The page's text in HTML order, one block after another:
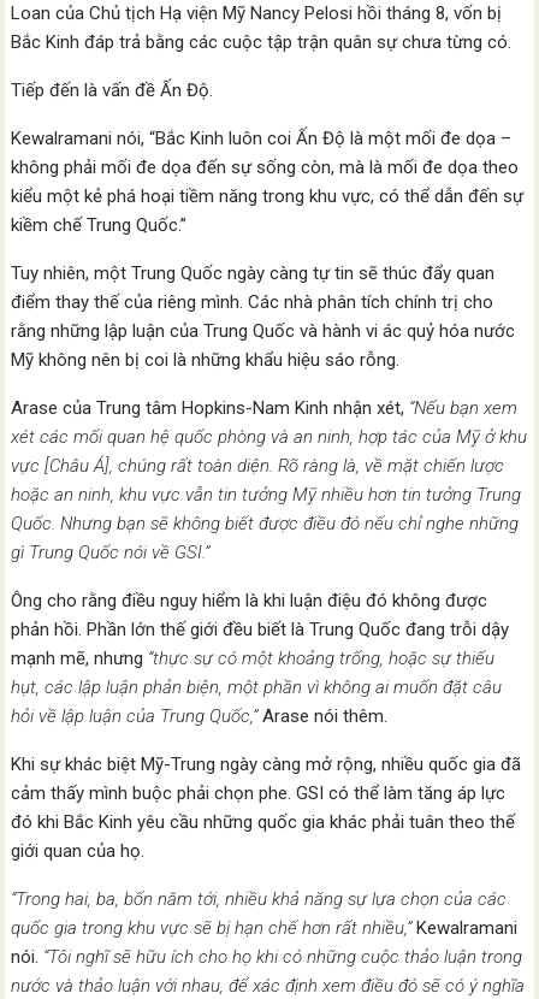
Loan của Chủ tịch Hạ viện Mỹ Nancy Pelosi hồi tháng 8, vốn bị
Bắc Kinh đáp trả bằng các cuộc tập trận quân sự chưa từng có.
Tiếp đến là vấn đề Ấn Độ.
Kewalramani nói, “Bắc Kinh luôn coi Ấn Độ là một mối đe dọa –
không phải mối đe dọa đến sự sống còn, mà là mối đe dọa theo
kiểu một kẻ phá hoại tiềm năng trong khu vực, có thể dẫn đến sự
kiềm chế Trung Quốc.”
Tuy nhiên, một Trung Quốc ngày càng tự tin sẽ thúc đẩy quan
điểm thay thế của riêng mình. Các nhà phân tích chính trị cho
rằng những lập luận của Trung Quốc và hành vi ác quỷ hóa nước
Mỹ không nên bị coi là những khẩu hiệu sáo rỗng.
Arase của Trung tâm Hopkins-Nam Kinh nhận xét, “Nếu bạn xem
xét các mối quan hệ quốc phòng và an ninh, hợp tác của Mỹ ở khu
vực [Châu Á], chúng rất toàn diện. Rõ ràng là, về mặt chiến lược
hoặc an ninh, khu vực vẫn tin tưởng Mỹ nhiều hơn tin tưởng Trung
Quốc. Nhưng bạn sẽ không biết được điều đó nếu chỉ nghe những
gì Trung Quốc nói về GSI.”
Ông cho rằng điều nguy hiểm là khi luận điệu đó không được
phản hồi. Phần lớn thế giới đều biết là Trung Quốc đang trỗi dậy
mạnh mẽ, nhưng “thực sự có một khoảng trống, hoặc sự thiếu
hụt, các lập luận phản biện, một phần vì không ai muốn đặt câu
hỏi về lập luận của Trung Quốc,”Arase nói thêm.
Khi sự khác biệt Mỹ-Trung ngày càng mở rộng, nhiều quốc gia đã
cảm thấy mình buộc phải chọn phe. GSI có thể làm tăng áp lực
đó khi Bắc Kinh yêu cầu những quốc gia khác phải tuân theo thế
giới quan của họ.
“Trong hai, ba, bốn năm tới, nhiều khả năng sự lựa chọn của các
quốc gia trong khu vực sẽ bị hạn chế hơn rất nhiều,”Kewalramani
nói. “Tôi nghĩ sẽ hữu ích cho họ khi có những cuộc thảo luận trong
nước và thảo luận với nhau, để xác định xem điều đó sẽ có ý nghĩa